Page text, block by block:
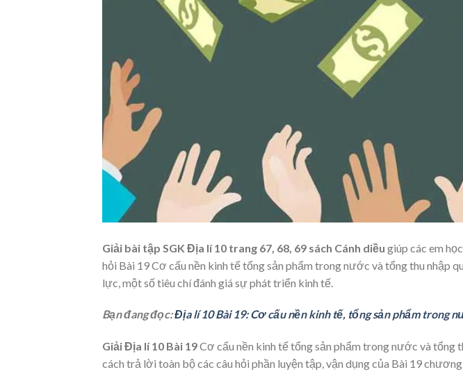
Giải bài tập SGK Địa lí 10 trang 67, 68, 69 sách Cánh diều giúp các em
hỏi Bài 19 Cơ cấu nền kinh tế tổng sản phẩm trong nước và tổng thu nhập
lực, một số tiêu chí đánh giá sự phát triển kinh tế.
Bạn đang đọc:Địa lí 10 Bài 19: Cơ cấu nền kinh tế, tổng sản phẩm trong
Giải Địa lí 10 Bài 19Cơ cấu nền kinh tế tổng sản phẩm trong nước và tổng
cách trả lời toàn bộ các câu hỏi phần luyện tập, vận dụng của Bài 19